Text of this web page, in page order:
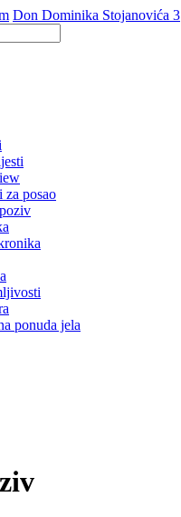
Don Dominika Stojanovića 3
za posao
ponuda jela